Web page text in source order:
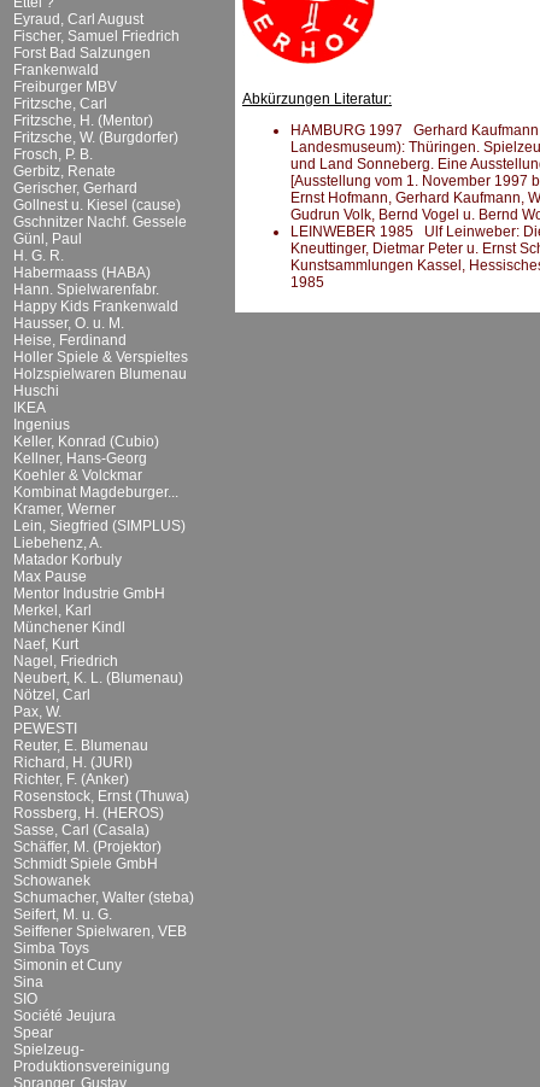
Eyraud, Carl August
Fischer, Samuel Friedrich
Forst Bad Salzungen
Frankenwald
Freiburger MBV
Fritzsche, Carl
Fritzsche, H. (Mentor)
Fritzsche, W. (Burgdorfer)
Frosch, P. B.
Gerbitz, Renate
Gerischer, Gerhard
Gollnest u. Kiesel (cause)
Gschnitzer Nachf. Gessele
Günl, Paul
H. G. R.
Habermaass (HABA)
Hann. Spielwarenfabr.
Happy Kids Frankenwald
Hausser, O. u. M.
Heise, Ferdinand
Holler Spiele & Verspieltes
Holzspielwaren Blumenau
Huschi
IKEA
Ingenius
Keller, Konrad (Cubio)
Kellner, Hans-Georg
Koehler & Volckmar
Kombinat Magdeburger...
Kramer, Werner
Lein, Siegfried (SIMPLUS)
Liebehenz, A.
Matador Korbuly
Max Pause
Mentor Industrie GmbH
Merkel, Karl
Münchener Kindl
Naef, Kurt
Nagel, Friedrich
Neubert, K. L. (Blumenau)
Nötzel, Carl
Pax, W.
PEWESTI
Reuter, E. Blumenau
Richard, H. (JURI)
Richter, F. (Anker)
Rosenstock, Ernst (Thuwa)
Rossberg, H. (HEROS)
Sasse, Carl (Casala)
Schäffer, M. (Projektor)
Schmidt Spiele GmbH
Schowanek
Schumacher, Walter (steba)
Seifert, M. u. G.
Seiffener Spielwaren, VEB
Simba Toys
Simonin et Cuny
Sina
SIO
Société Jeujura
Spear
Spielzeug-
Produktionsvereinigung
Spranger, Gustav
Abkürzungen Literatur:
HAMBURG 1997 Gerhard
Landesmuseum): Thüringen.
und Land Sonneberg. Eine
[Ausstellung vom 1. November 1997
Ernst Hofmann, Gerhard Kaufmann,
Gudrun Volk, Bernd Vogel u. Bernd
LEINWEBER 1985 Ulf Leinweber:
Kneuttinger, Dietmar Peter u. Ernst
Kunstsammlungen Kassel,
1985